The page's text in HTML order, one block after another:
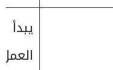
يبدأ
العمل